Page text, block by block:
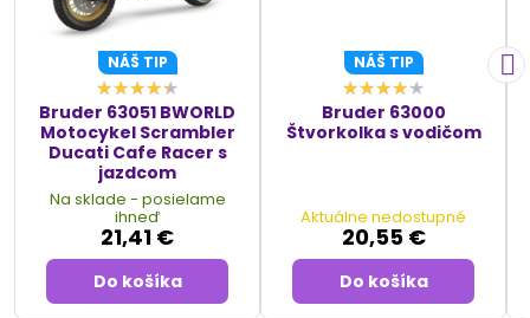
NÁŠ TIP
Bruder 63051 BWORLD
Motocykel Scrambler
Ducati Cafe Racer s
jazdcom
Na sklade - posielame
ihneď
21,41 €
Do košíka
NÁŠ TIP
Bruder 63000
Štvorkolka s vodičom
Aktuálne nedostupné
20,55 €
Do košíka